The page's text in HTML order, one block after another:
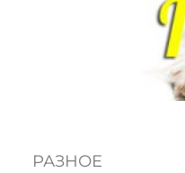
РАЗНОЕ